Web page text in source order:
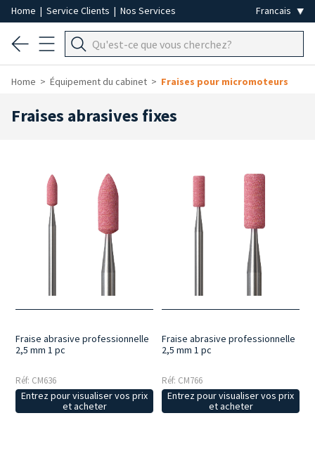
Home | Service Clients | Nos Services
Home Équipement du cabinet Fraises pour micromoteurs
Fraises abrasives fixes
Fraise abrasive professionnelle
2,5 mm 1 pc
Réf: CM636
Entrez pour visualiser vos prix
et acheter
Fraise abrasive professionnelle
2,5 mm 1 pc
Réf: CM766
Entrez pour visualiser vos prix
et acheter